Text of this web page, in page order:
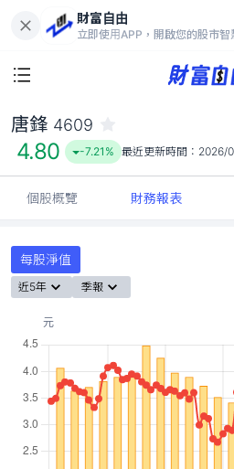
財富自由
立即使用APP，開啟您的股市智
4.80
-7.21%
唐鋒 4609
4.80 -7.21% 最近更新時間： 2026/
個股概覽 財務報表
每股淨值
近5年 季報